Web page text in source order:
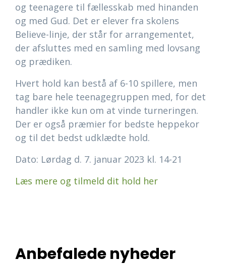
og teenagere til fællesskab med hinanden
og med Gud. Det er elever fra skolens
Believe-linje, der står for arrangementet,
der afsluttes med en samling med lovsang
og prædiken.
Hvert hold kan bestå af 6-10 spillere, men
tag bare hele teenagegruppen med, for det
handler ikke kun om at vinde turneringen.
Der er også præmier for bedste heppekor
og til det bedst udklædte hold.
Dato: Lørdag d. 7. januar 2023 kl. 14-21
Læs mere og tilmeld dit hold her
Anbefalede nyheder